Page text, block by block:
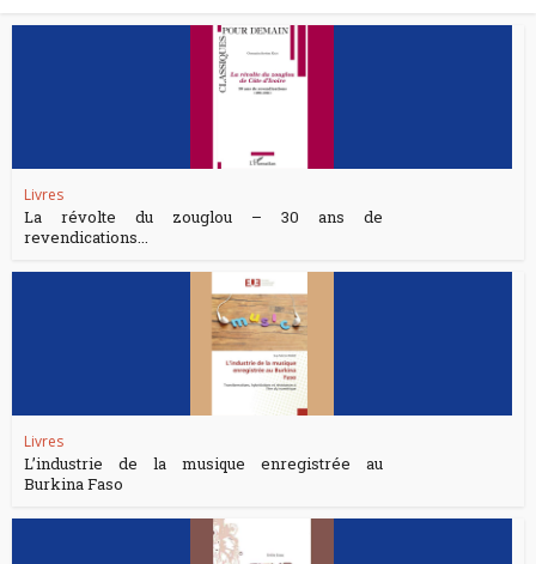
Livres
La révolte du zouglou – 30 ans de
revendications...
Livres
L’industrie de la musique enregistrée au
Burkina Faso